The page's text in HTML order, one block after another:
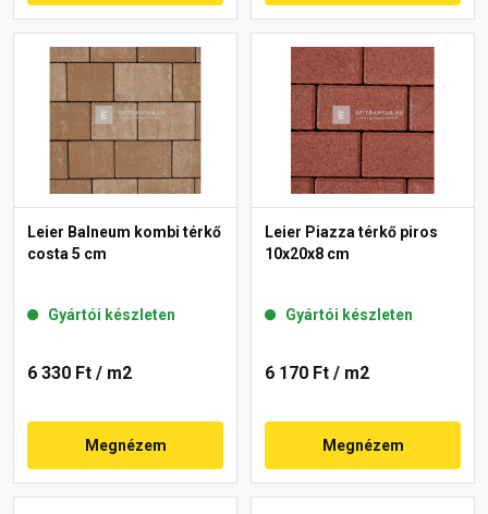
Leier Balneum kombi térkő
costa 5 cm
Gyártói készleten
6 330 Ft / m2
Megnézem
Leier Piazza térkő piros
10x20x8 cm
Gyártói készleten
6 170 Ft / m2
Megnézem